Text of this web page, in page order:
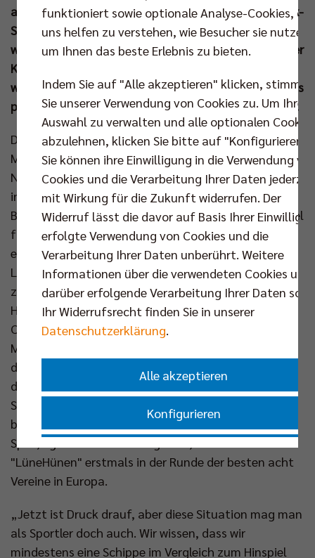
am Mittwochabend (26. Feb um 19.30 Uhr in der Max-
Schmeling-Halle) den Heimvorteil und möchte nur
wenige Tage vor dem DVV-Pokalfinale das Blatt in der
Königsklasse bestenfalls wenden. Im Viertelfinale
wartet auf den dann letzten deutschen Vertreter das
polnische Spitzenteam Aluron CMC Warta Zawiercie.
Die Augen in Volleyball-Deutschland werden sich am
Mittwochabend auf den Volleyballtempel richten.
Nach dem fesselnden ersten Match auf
internationalem Parkett zwischen Lüneburg und
Berlin dürfen sich die Fans auf das nächste Spektakel
freuen. Die Europacup-Arithmetik sorgt dabei für
eine hochspannende Ausgangslage. Aktuell ist
Lüneburg im Vorteil. Siegt das BR Volleys Team
zuhause aber mit 3:0 oder 3:1, stehen die
Hauptstädter erneut im Viertelfinale der CEV
Champions League. Können sich die Berliner am
Mittwochabend mit 3:2 durchsetzen, würde sich das
deutsche Duell sogar noch bis in einen elften Satz
dieser Playoff-Runde, den sogenannten „Golden
Set“, hochschaukeln. Dieser würde wie ein Tiebreak
bis 15 Punkte gespielt werden. Gewinnt die SVG das
Spiel, egal mit welchem Ergebnis, stehen die
"LüneHünen" erstmals in der Runde der besten acht
Vereine in Europa.
„Jetzt ist Druck drauf, aber diese Situation mag man
als Sportler doch auch. Wir wissen, dass wir
mindestens eine Schippe im Vergleich zum Hinspiel
funktioniert sowie optionale Analyse-Cookies, die
uns helfen zu verstehen, wie Besucher sie nutzen,
um Ihnen das beste Erlebnis zu bieten.
Indem Sie auf "Alle akzeptieren" klicken, stimmen
Sie unserer Verwendung von Cookies zu. Um Ihre
Auswahl zu verwalten und alle optionalen Cookies
abzulehnen, klicken Sie bitte auf "Konfigurieren".
Sie können ihre Einwilligung in die Verwendung
Cookies und die Verarbeitung Ihrer Daten
mit Wirkung für die Zukunft widerrufen. Der
Widerruf lässt die davor auf Basis Ihrer
erfolgte Verwendung von Cookies und die
Verarbeitung Ihrer Daten unberührt. Weitere
Informationen über die verwendeten Cookies und
darüber erfolgende Verarbeitung Ihrer Daten
Ihr Widerrufsrecht finden Sie in unserer
Datenschutzerklärung.
Alle akzeptieren
Konfigurieren
Nur essenzielle Cookies akzeptieren